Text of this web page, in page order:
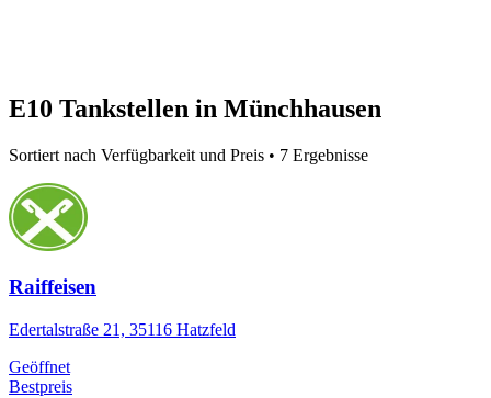
E10 Tankstellen in Münchhausen
Sortiert nach Verfügbarkeit und Preis • 7 Ergebnisse
Raiffeisen
Edertalstraße 21, 35116 Hatzfeld
Geöffnet
Bestpreis